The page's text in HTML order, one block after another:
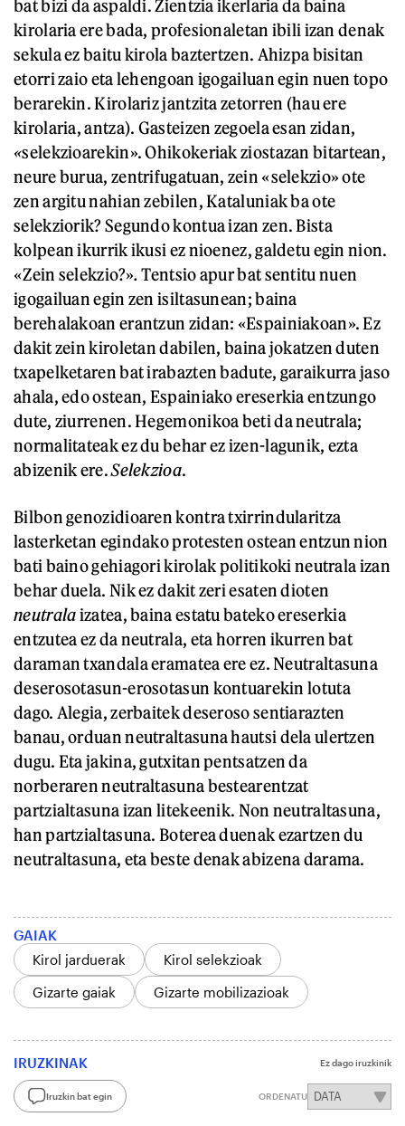
bat bizi da aspaldi. Zientzia ikerlaria da baina
kirolaria ere bada, profesionaletan ibili izan denak
sekula ez baitu kirola baztertzen. Ahizpa bisitan
etorri zaio eta lehengoan igogailuan egin nuen topo
berarekin. Kirolariz jantzita zetorren (hau ere
kirolaria, antza). Gasteizen zegoela esan zidan,
«selekzioarekin». Ohikokeriak ziostazan bitartean,
neure burua, zentrifugatuan, zein «selekzio» ote
zen argitu nahian zebilen, Kataluniak ba ote
selekziorik? Segundo kontua izan zen. Bista
kolpean ikurrik ikusi ez nioenez, galdetu egin nion.
«Zein selekzio?».Tentsio apur bat sentitu nuen
igogailuan egin zen isiltasunean; baina
berehalakoan erantzun zidan: «Espainiakoan». Ez
dakit zein kiroletan dabilen, baina jokatzen duten
txapelketaren bat irabazten badute, garaikurra jaso
ahala, edo ostean, Espainiako ereserkia entzungo
dute, ziurrenen. Hegemonikoa beti da neutrala;
normalitateak ez du behar ez izen-lagunik, ezta
abizenik ere.Selekzioa.
Bilbon genozidioaren kontra txirrindularitza
lasterketan egindako protesten ostean entzun nion
bati baino gehiagori kirolak politikoki neutrala izan
behar duela. Nik ez dakit zeri esaten dioten
neutralaizatea, baina estatu bateko ereserkia
entzutea ez da neutrala, eta horren ikurren bat
daraman txandala eramatea ere ez. Neutraltasuna
deserosotasun-erosotasun kontuarekin lotuta
dago. Alegia, zerbaitek deseroso sentiarazten
banau, orduan neutraltasuna hautsi dela ulertzen
dugu. Eta jakina, gutxitan pentsatzen da
norberaren neutraltasuna bestearentzat
partzialtasuna izan litekeenik. Non neutraltasuna,
han partzialtasuna. Boterea duenak ezartzen du
neutraltasuna, eta beste denak abizena darama.
GAIAK
Kirol jarduerak
Kirol selekzioak
Gizarte gaiak
Gizarte mobilizazioak
IRUZKINAK Ez dago iruzkinik
Iruzkin bat egin ORDENATU